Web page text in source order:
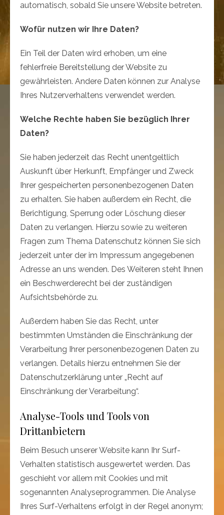
automatisch, sobald Sie unsere Website betreten.
Wofür nutzen wir Ihre Daten?
Ein Teil der Daten wird erhoben, um eine
fehlerfreie Bereitstellung der Website zu
gewährleisten. Andere Daten können zur Analyse
Ihres Nutzerverhaltens verwendet werden.
Welche Rechte haben Sie bezüglich Ihrer
Daten?
Sie haben jederzeit das Recht unentgeltlich
Auskunft über Herkunft, Empfänger und Zweck
Ihrer gespeicherten personenbezogenen Daten
zu erhalten. Sie haben außerdem ein Recht, die
Berichtigung, Sperrung oder Löschung dieser
Daten zu verlangen. Hierzu sowie zu weiteren
Fragen zum Thema Datenschutz können Sie sich
jederzeit unter der im Impressum angegebenen
Adresse an uns wenden. Des Weiteren steht Ihnen
ein Beschwerderecht bei der zuständigen
Aufsichtsbehörde zu.
Außerdem haben Sie das Recht, unter
bestimmten Umständen die Einschränkung der
Verarbeitung Ihrer personenbezogenen Daten zu
verlangen. Details hierzu entnehmen Sie der
Datenschutzerklärung unter „Recht auf
Einschränkung der Verarbeitung“.
Analyse-Tools und Tools von
Drittanbietern
Beim Besuch unserer Website kann Ihr Surf-
Verhalten statistisch ausgewertet werden. Das
geschieht vor allem mit Cookies und mit
sogenannten Analyseprogrammen. Die Analyse
Ihres Surf-Verhaltens erfolgt in der Regel anonym;